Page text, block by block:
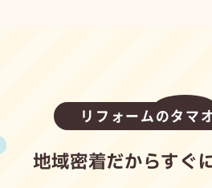
リフォームのタマ
地域密着だからすぐ